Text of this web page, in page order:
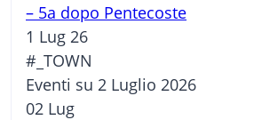
– 5a dopo Pentecoste
1 Lug 26
#_TOWN
Eventi su 2 Luglio 2026
02 Lug